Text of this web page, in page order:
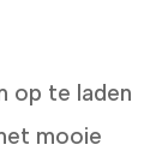
op te laden
mooie